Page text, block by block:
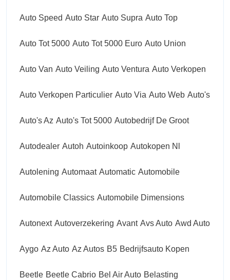
Auto Speed Auto Star Auto Supra Auto Top
Auto Tot 5000 Auto Tot 5000 Euro Auto Union
Auto Van Auto Veiling Auto Ventura Auto Verkopen
Auto Verkopen Particulier Auto Via Auto Web Auto's
Auto's Az Auto's Tot 5000 Autobedrijf De Groot
Autodealer Autoh Autoinkoop Autokopen Nl
Autolening Automaat Automatic Automobile
Automobile Classics Automobile Dimensions
Autonext Autoverzekering Avant Avs Auto Awd Auto
Aygo Az Auto Az Autos B5 Bedrijfsauto Kopen
Beetle Beetle Cabrio Bel Air Auto Belasting